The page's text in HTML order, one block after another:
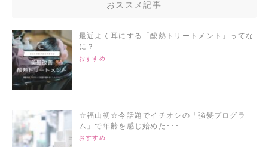
おススメ記事
最近よく耳にする「酸熱トリートメント」ってな
に？
おすすめ
☆福山初☆今話題でイチオシの「強髪プログラ
ム」で年齢を感じ始めた･･･
おすすめ